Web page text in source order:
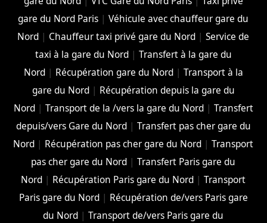
gare du Nord Paris |Véhicule avec chauffeur gare du
Nord | Chauffeur taxi privé gare du Nord |Service de
taxi à la gare du Nord| Transfert à la gare du
Nord| Récupération gare du Nord| Transport à la
gare du Nord| Récupération depuis la gare du
Nord| Transport de la /vers la gare du Nord| Transfert
depuis/vers Gare du Nord| Transfert pas cher gare du
Nord | Récupération pas cher gare du Nord |Transport
pas cher gare du Nord |Transfert Paris gare du
Nord | Récupération Paris gare du Nord |Transport
Paris gare du Nord| Récupération de/vers Paris gare
du Nord |Transport de/vers Paris gare du